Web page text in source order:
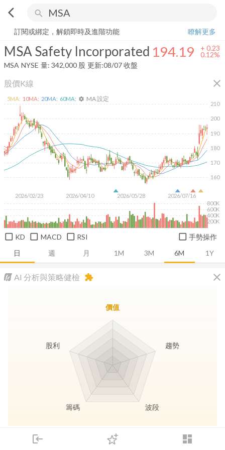
arrow_back_ios search
login dashboard
下單
MSA Safety Incorporated
訂閱或綁定，解鎖即時及進階功能
瞭解更多
MSA Safety Incorporated 194.19 + 0.23
0.12%
MSA NYSE 量: 342,000 股 更新:08/07 收盤
股價K線 close
日 週 月 1M 3M 6M 1Y
2026/02/23 2026/04/10 2026/05/28 2026/07/16
160
170
180
190
200
210
200K
400K
600K
800K
5MA: 10MA: 20MA: 60MA: settings MA 設定
KD MACD RSI 手勢操作
AI 分析與策略健檢 close
extension
長線價值 存股收息
價值
趨勢
波段
籌碼
股利